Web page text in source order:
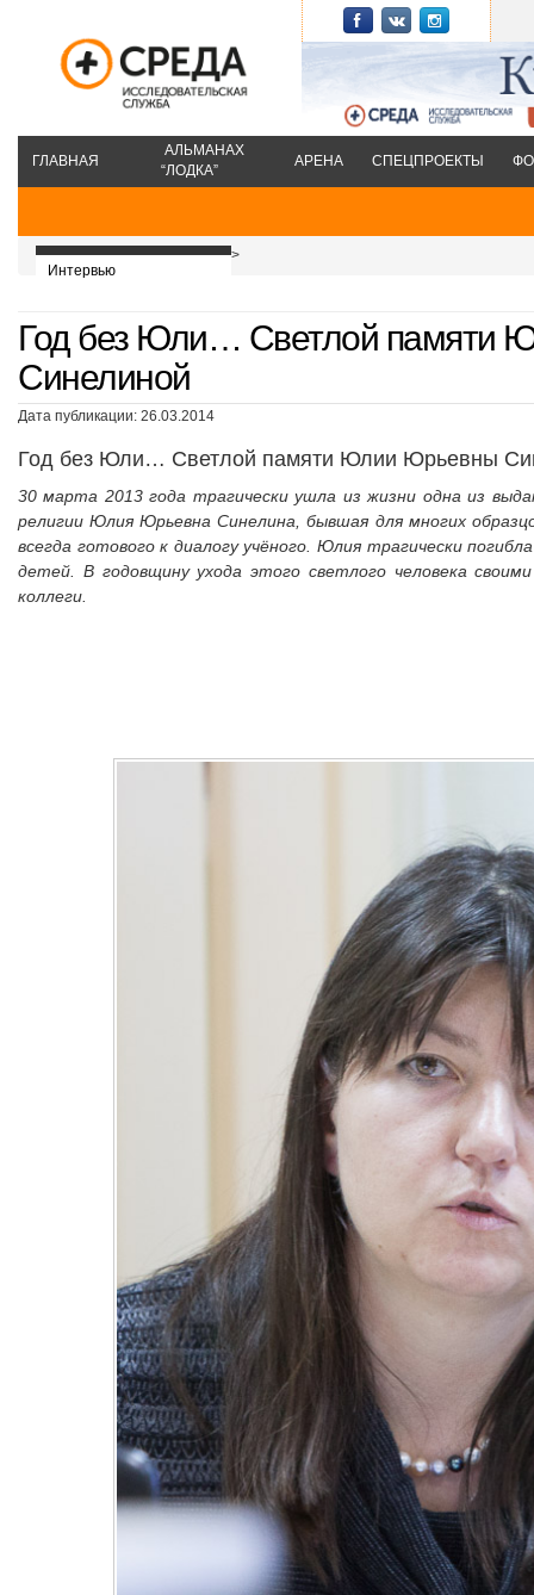
ГЛАВНАЯ
АЛЬМАНАХ
“ЛОДКА”
АРЕНА СПЕЦПРОЕКТЫ
Интервью
>
Год без Юли… Светлой памяти
Синелиной
Дата публикации: 26.03.2014
Год без Юли… Светлой памяти Юлии Юрьевны
30 марта 2013 года трагически ушла из жизни одна из
религии Юлия Юрьевна Синелина, бывшая для многих
всегда готового к диалогу учёного. Юлия трагически
детей. В годовщину ухода этого светлого человека
коллеги.